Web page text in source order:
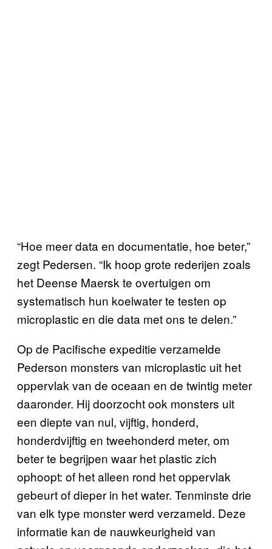
“Hoe meer data en documentatie, hoe beter,”
zegt Pedersen. “Ik hoop grote rederijen zoals
het Deense Maersk te overtuigen om
systematisch hun koelwater te testen op
microplastic en die data met ons te delen.”
Op de Pacifische expeditie verzamelde
Pederson monsters van microplastic uit het
oppervlak van de oceaan en de twintig meter
daaronder. Hij doorzocht ook monsters uit
een diepte van nul, vijftig, honderd,
honderdvijftig en tweehonderd meter, om
beter te begrijpen waar het plastic zich
ophoopt: of het alleen rond het oppervlak
gebeurt of dieper in het water. Tenminste drie
van elk type monster werd verzameld. Deze
informatie kan de nauwkeurigheid van